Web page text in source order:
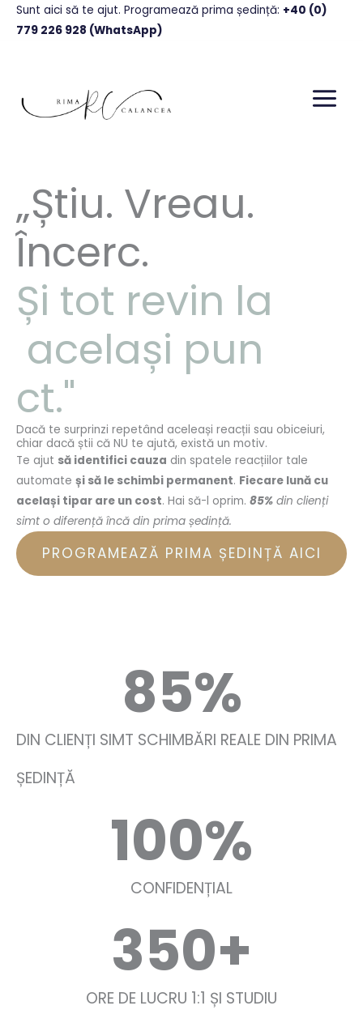
SkipSunt aici să te ajut. Programează prima ședință: +40 (0)
779 226 928 (WhatsApp)
„Știu. Vreau.
Încerc.
Și tot revin la
același pun
ct."
Dacă te surprinzi repetând aceleași reacții sau obiceiuri,
chiar dacă știi că NU te ajută, există un motiv.
Te ajut să identifici cauza din spatele reacțiilor tale
automate și să le schimbi permanent. Fiecare lună cu
același tipar are un cost. Hai să-l oprim. 85% din clienți
simt o diferență încă din prima ședință.
PROGRAMEAZĂ PRIMA ȘEDINȚĂ AICI
DIN CLIENȚI SIMT SCHIMBĂRI REALE DIN PRIMA
ȘEDINȚĂ
85%
CONFIDENȚIAL
100%
ORE DE LUCRU 1:1 ȘI STUDIU
350+